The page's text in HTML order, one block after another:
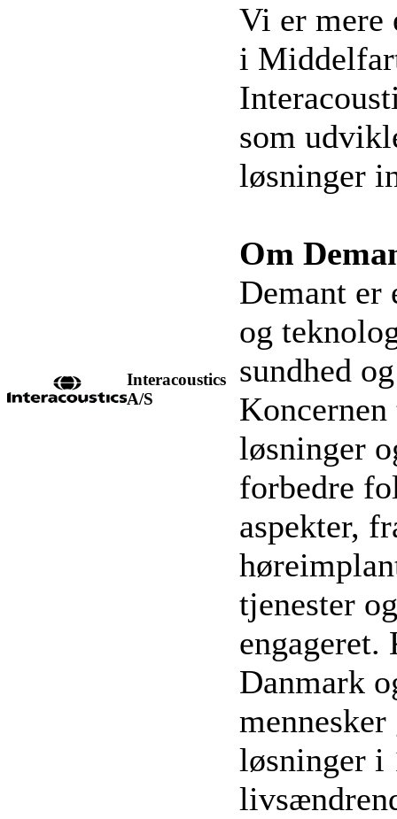
Interacoustics
A/S
Vi er mere
i
som
løsninger
Om
Demant er
og
sundhed
løsninger
forbedre
aspekter,
tjenester
engageret.
Danmark
løsninger i